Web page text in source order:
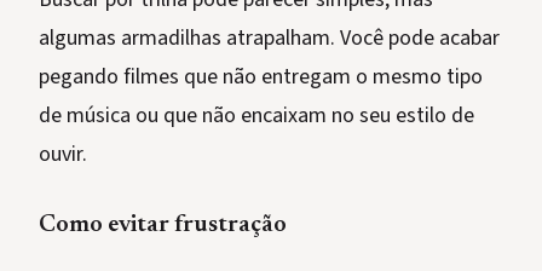
algumas armadilhas atrapalham. Você pode acabar
pegando filmes que não entregam o mesmo tipo
de música ou que não encaixam no seu estilo de
ouvir.
Como evitar frustração